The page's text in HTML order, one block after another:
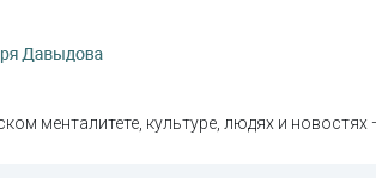
менталитете, культуре, людях и